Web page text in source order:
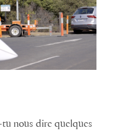
nous dire quelques